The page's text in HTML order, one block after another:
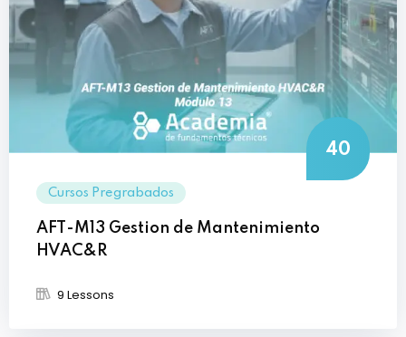
40
Cursos Pregrabados
AFT-M13 Gestion de Mantenimiento
HVAC&R
9 Lessons